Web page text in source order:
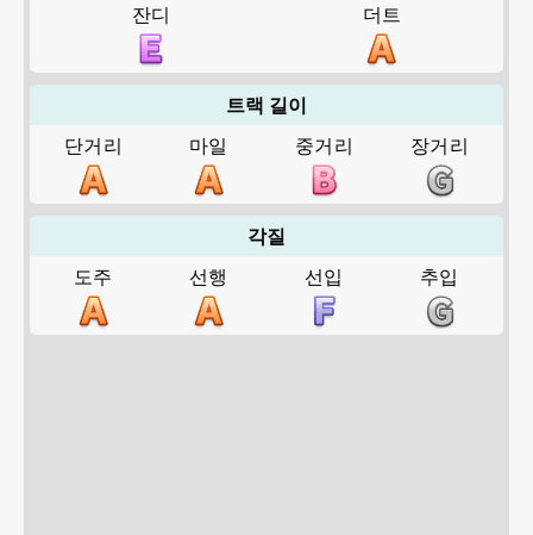
잔디
더트
트랙 길이
단거리
마일 중거리 장거리
각질
도주
선행 선입 추입